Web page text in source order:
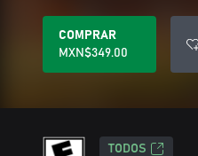
COMPRAR
MXN$349.00
TODOS